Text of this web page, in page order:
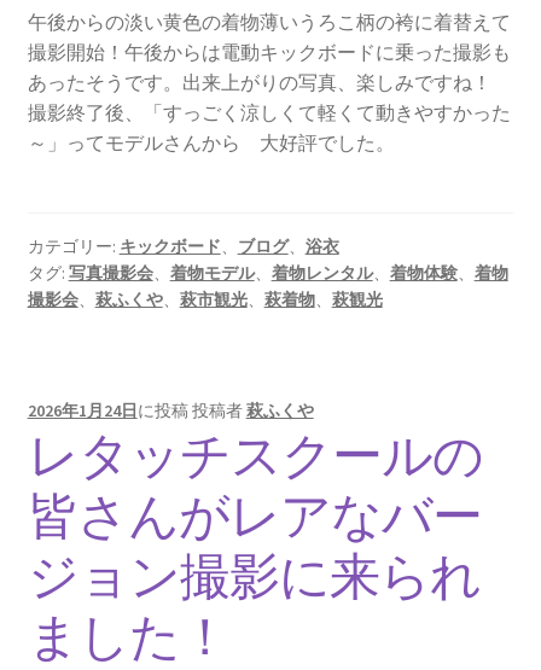
午後からの淡い黄色の着物薄いうろこ柄の袴に着替えて
撮影開始！午後からは電動キックボードに乗った撮影も
あったそうです。出来上がりの写真、楽しみですね！
撮影終了後、「すっごく涼しくて軽くて動きやすかった
～」ってモデルさんから 大好評でした。
カテゴリー: キックボード、 ブログ、 浴衣
タグ: 写真撮影会、 着物モデル、 着物レンタル、 着物体験、 着物
撮影会、 萩ふくや、 萩市観光、 萩着物、 萩観光
2026年1月24日に投稿投稿者萩ふくや
レタッチスクールの
皆さんがレアなバー
ジョン撮影に来られ
ました！